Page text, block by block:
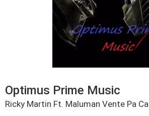
Optimus Prime Music
Ricky Martin Ft. Maluman Vente Pa Ca